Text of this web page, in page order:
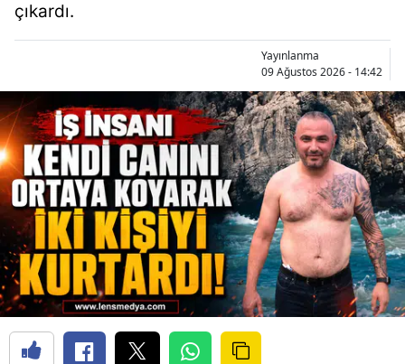
çıkardı.
Yayınlanma
09 Ağustos 2026 - 14:42